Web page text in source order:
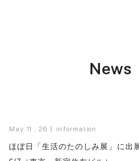
News
May 11 , 26 information
ほぼ日「生活のたのしみ展」に出